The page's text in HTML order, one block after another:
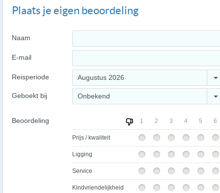
Plaats je eigen beoordeling
Naam
E-mail
Reisperiode Augustus 2026
Geboekt bij Onbekend
Beoordeling 1 2 3 4 5 6
Prijs / kwaliteit
Ligging
Service
Kindvriendelijkheid